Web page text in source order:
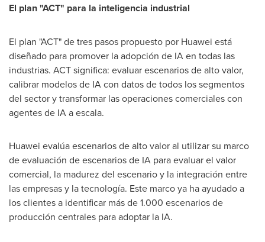
El plan "ACT" para la inteligencia industrial
El plan "ACT" de tres pasos propuesto por Huawei está
diseñado para promover la adopción de IA en todas las
industrias. ACT significa: evaluar escenarios de alto valor,
calibrar modelos de IA con datos de todos los segmentos
del sector y transformar las operaciones comerciales con
agentes de IA a escala.
Huawei evalúa escenarios de alto valor al utilizar su marco
de evaluación de escenarios de IA para evaluar el valor
comercial, la madurez del escenario y la integración entre
las empresas y la tecnología. Este marco ya ha ayudado a
los clientes a identificar más de 1.000 escenarios de
producción centrales para adoptar la IA.